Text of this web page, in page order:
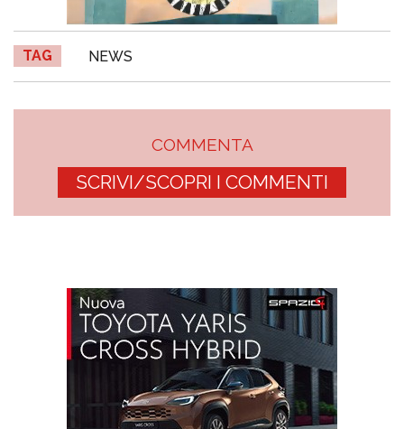
TAG NEWS
COMMENTA
SCRIVI/SCOPRI I COMMENTI